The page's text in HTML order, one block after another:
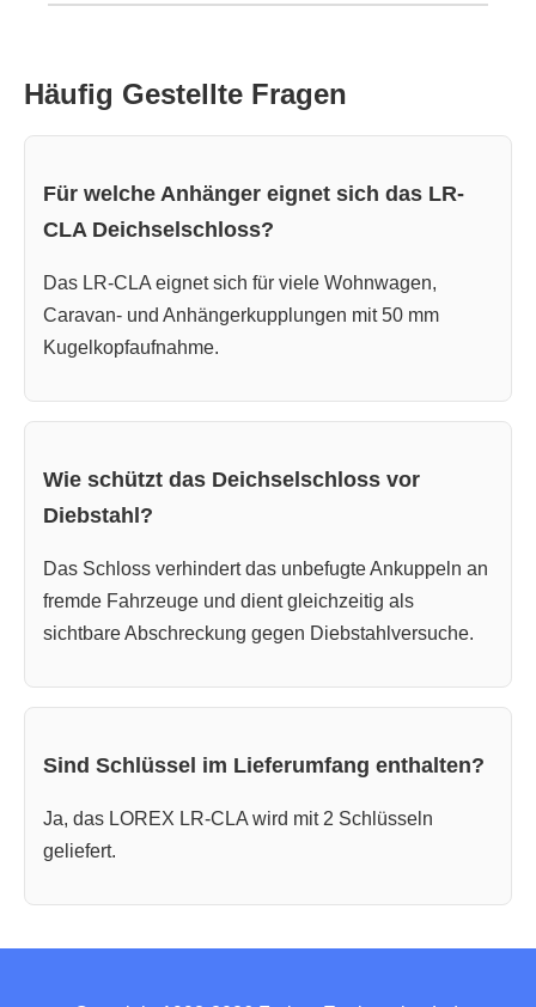
Häufig Gestellte Fragen
Für welche Anhänger eignet sich das LR-
CLA Deichselschloss?
Das LR-CLA eignet sich für viele Wohnwagen,
Caravan- und Anhängerkupplungen mit 50 mm
Kugelkopfaufnahme.
Wie schützt das Deichselschloss vor
Diebstahl?
Das Schloss verhindert das unbefugte Ankuppeln an
fremde Fahrzeuge und dient gleichzeitig als
sichtbare Abschreckung gegen Diebstahlversuche.
Sind Schlüssel im Lieferumfang enthalten?
Ja, das LOREX LR-CLA wird mit 2 Schlüsseln
geliefert.